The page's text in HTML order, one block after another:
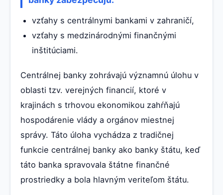
vzťahy s centrálnymi bankami v zahraničí,
vzťahy s medzinárodnými finančnými
inštitúciami.
Centrálnej banky zohrávajú významnú úlohu v
oblasti tzv. verejných financií, ktoré v
krajinách s trhovou ekonomikou zahŕňajú
hospodárenie vlády a orgánov miestnej
správy. Táto úloha vychádza z tradičnej
funkcie centrálnej banky ako banky štátu, keď
táto banka spravovala štátne finančné
prostriedky a bola hlavným veriteľom štátu.